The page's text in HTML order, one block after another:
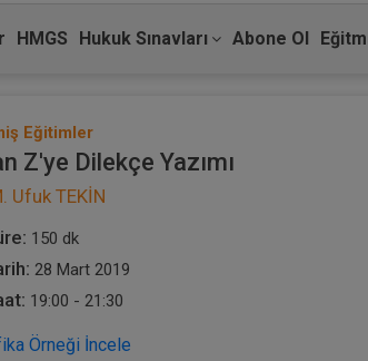
HMGS Hukuk Sınavları Abone Ol
Eğitimler
Z'ye Dilekçe Yazımı
Ufuk TEKİN
150 dk
28 Mart 2019
19:00 - 21:30
Örneği İncele